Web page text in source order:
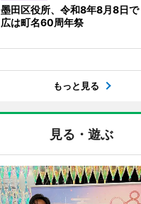
墨田区役所、令和8年8月8日
広は町名60周年祭
もっと見る
見る・遊ぶ